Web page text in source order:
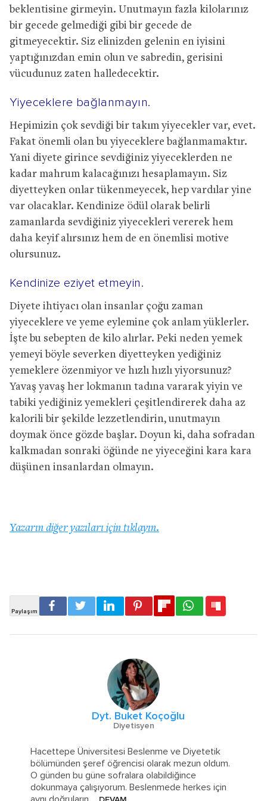
beklentisine girmeyin. Unutmayın fazla kilolarınız
bir gecede gelmediği gibi bir gecede de
gitmeyecektir. Siz elinizden gelenin en iyisini
yaptığınızdan emin olun ve sabredin, gerisini
vücudunuz zaten halledecektir.
Yiyeceklere bağlanmayın.
Hepimizin çok sevdiği bir takım yiyecekler var, evet.
Fakat önemli olan bu yiyeceklere bağlanmamaktır.
Yani diyete girince sevdiğiniz yiyeceklerden ne
kadar mahrum kalacağınızı hesaplamayın. Siz
diyetteyken onlar tükenmeyecek, hep vardılar yine
var olacaklar. Kendinize ödül olarak belirli
zamanlarda sevdiğiniz yiyecekleri vererek hem
daha keyif alırsınız hem de en önemlisi motive
olursunuz.
Kendinize eziyet etmeyin.
Diyete ihtiyacı olan insanlar çoğu zaman
yiyeceklere ve yeme eylemine çok anlam yüklerler.
İşte bu sebepten de kilo alırlar. Peki neden yemek
yemeyi böyle severken diyetteyken yediğiniz
yemeklere özenmiyor ve hızlı hızlı yiyorsunuz?
Yavaş yavaş her lokmanın tadına vararak yiyin ve
tabiki yediğiniz yemekleri çeşitlendirerek daha az
kalorili bir şekilde lezzetlendirin, unutmayın
doymak önce gözde başlar. Doyun ki, daha sofradan
kalkmadan sonraki öğünde ne yiyeceğini kara kara
düşünen insanlardan olmayın.
Yazarın diğer yazıları için tıklayın.
Dyt. Buket Koçoğlu
Diyetisyen
Hacettepe Üniversitesi Beslenme ve Diyetetik
bölümünden şeref öğrencisi olarak mezun oldum.
O günden bu güne sofralara olabildiğince
dokunmaya çalışıyorum. Beslenmede herkes için